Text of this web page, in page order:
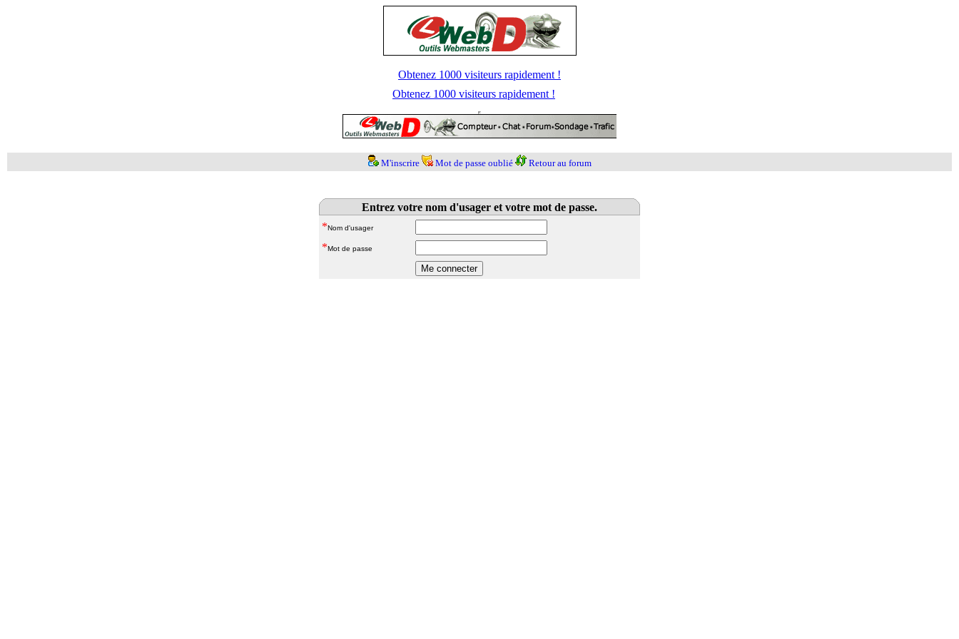
Obtenez 1000 visiteurs rapidement !
Obtenez 1000 visiteurs rapidement !
M'inscrire Mot de passe oublié Retour au forum
Entrez votre nom d'usager et votre mot de passe.
*Nom d'usager
*Mot de passe